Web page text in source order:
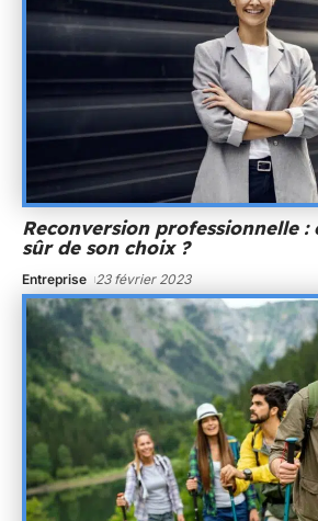
Reconversion professionnelle :
sûr de son choix ?
Entreprise 23 février 2023